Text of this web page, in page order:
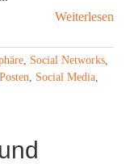
Weiterlesen
, Social Networks,
Posten, Social Media,